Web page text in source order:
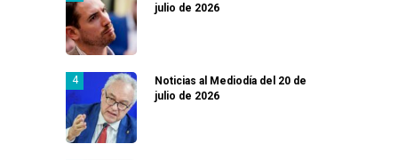
julio de 2026
Noticias al Mediodía del 20 de
julio de 2026